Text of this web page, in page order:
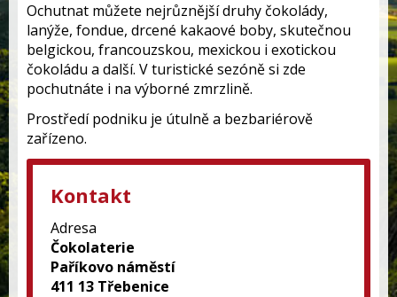
Ochutnat můžete nejrůznější druhy čokolády,
lanýže, fondue, drcené kakaové boby, skutečnou
belgickou, francouzskou, mexickou i exotickou
čokoládu a další. V turistické sezóně si zde
pochutnáte i na výborné zmrzlině.
Prostředí podniku je útulně a bezbariérově
zařízeno.
Kontakt
Adresa
Čokolaterie
Paříkovo náměstí
411 13 Třebenice